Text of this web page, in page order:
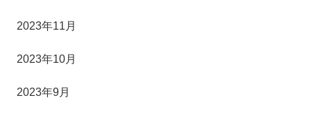
2023年11月
2023年10月
2023年9月